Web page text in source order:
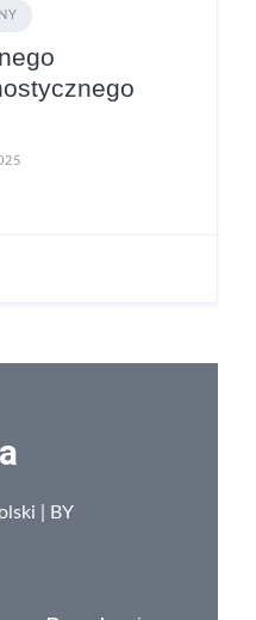
| BY